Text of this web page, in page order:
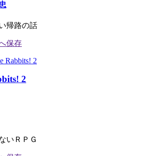
帰路の話
2
いＲＰＧ